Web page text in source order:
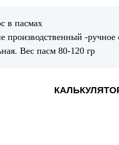
в пасмах
производственный -
Вес пасм 80-120 гр